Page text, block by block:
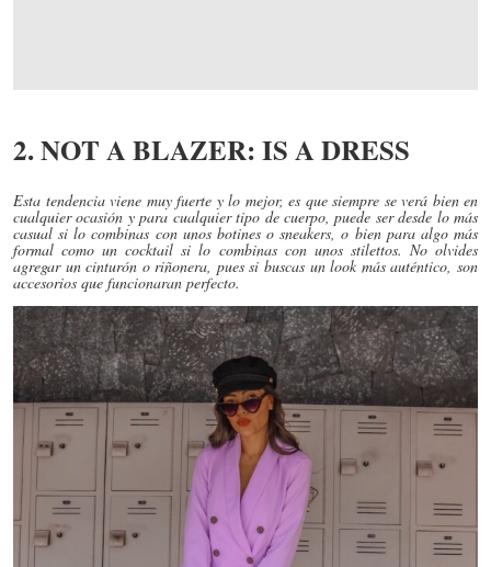
2. NOT A BLAZER: IS A DRESS
Esta tendencia viene muy fuerte y lo mejor, es que siempre se verá bien en
cualquier ocasión y para cualquier tipo de cuerpo, puede ser desde lo más
casual si lo combinas con unos botines o sneakers, o bien para algo más
formal como un cocktail si lo combinas con unos stilettos. No olvides
agregar un cinturón o riñonera, pues si buscas un look más auténtico, son
accesorios que funcionaran perfecto.